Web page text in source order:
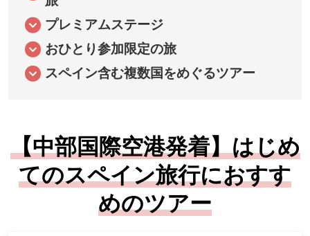
プレミアムステージ
おひとり参加限定の旅
スペイン含む複数国をめぐるツアー
【中部国際空港発着】はじめ
てのスペイン旅行におすす
めのツアー